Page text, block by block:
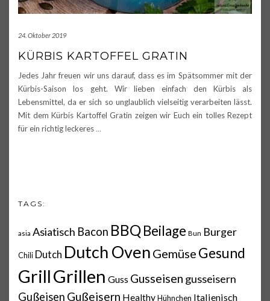
24. Oktober 2019
KÜRBIS KARTOFFEL GRATIN
Jedes Jahr freuen wir uns darauf, dass es im Spätsommer mit der
Kürbis-Saison los geht. Wir lieben einfach den Kürbis als
Lebensmittel, da er sich so unglaublich vielseitig verarbeiten lässt.
Mit dem Kürbis Kartoffel Gratin zeigen wir Euch ein tolles Rezept
für ein richtig leckeres …
TAGS:
asia Asiatisch Bacon BBQBeilage Bun Burger
Chili Dutch Dutch Oven Gemüse Gesund
GrillGrillen Guss Gusseisen gusseisern
Gußeisen Gußeisern HealthyHühnchen Italienisch